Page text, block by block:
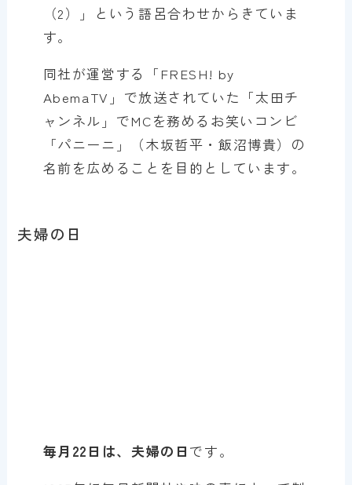
（2）」という語呂合わせからきていま
す。
同社が運営する「FRESH! by
AbemaTV」で放送されていた「太田チ
ャンネル」でMCを務めるお笑いコンビ
「パニーニ」（木坂哲平・飯沼博貴）の
名前を広めることを目的としています。
夫婦の日
毎月22日は、夫婦の日 です。